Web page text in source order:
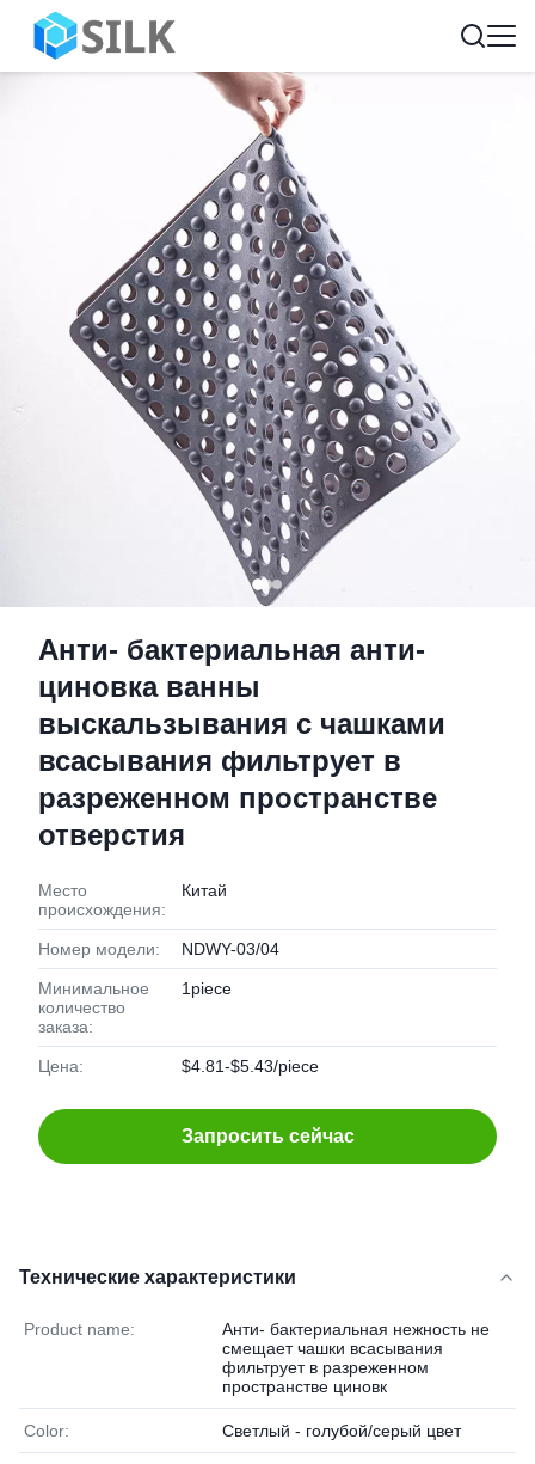
Анти- бактериальная анти-
циновка ванны
выскальзывания с чашками
всасывания фильтрует в
разреженном пространстве
отверстия
Место
происхождения:
Китай
Номер модели: NDWY-03/04
Минимальное
количество
заказа:
1piece
Цена: $4.81-$5.43/piece
Запросить сейчас
Технические характеристики
Product name:
Анти- бактериальная нежность не
смещает чашки всасывания
фильтрует в разреженном
пространстве циновк
Color: Светлый - голубой/серый цвет